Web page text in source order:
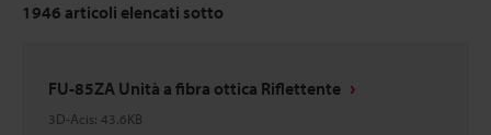
1946 articoli elencati sotto
FU-85ZA Unità a fibra ottica Riflettente
3D-Acis: 43.6KB